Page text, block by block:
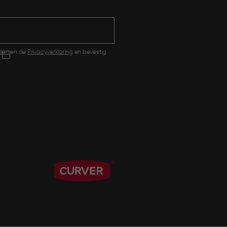
en de Privacyverklaring en bevestig